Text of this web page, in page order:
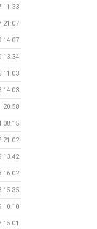
11:33
21:07
14:07
13:34
11:03
14:03
20:58
08:15
21:02
13:42
16:02
15:35
10:10
15:01